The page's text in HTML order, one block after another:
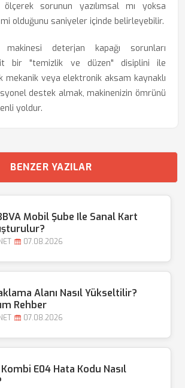
ölçerek sorunun yazılımsal mı yoksa
olduğunu saniyeler içinde belirleyebilir.
makinesi deterjan kapağı sorunları
bir "temizlik ve düzen" disiplini ile
mekanik veya elektronik aksam kaynaklı
destek almak, makinenizin ömrünü
yoldur.
BENZER YAZILAR
Mobil Şube Ile Sanal Kart
07.08.2026
Alanı Nasıl Yükseltilir?
Rehber
07.08.2026
E04 Hata Kodu Nasıl